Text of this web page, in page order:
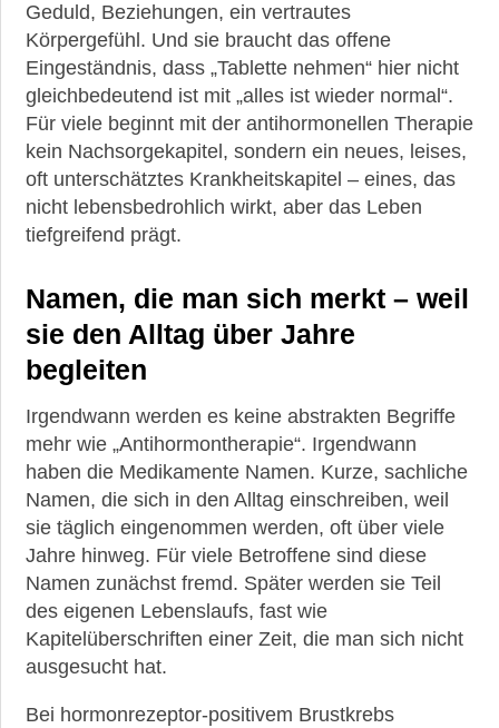
Geduld, Beziehungen, ein vertrautes
Körpergefühl. Und sie braucht das offene
Eingeständnis, dass „Tablette nehmen“ hier nicht
gleichbedeutend ist mit „alles ist wieder normal“.
Für viele beginnt mit der antihormonellen Therapie
kein Nachsorgekapitel, sondern ein neues, leises,
oft unterschätztes Krankheitskapitel – eines, das
nicht lebensbedrohlich wirkt, aber das Leben
tiefgreifend prägt.
Namen, die man sich merkt – weil
sie den Alltag über Jahre
begleiten
Irgendwann werden es keine abstrakten Begriffe
mehr wie „Antihormontherapie“. Irgendwann
haben die Medikamente Namen. Kurze, sachliche
Namen, die sich in den Alltag einschreiben, weil
sie täglich eingenommen werden, oft über viele
Jahre hinweg. Für viele Betroffene sind diese
Namen zunächst fremd. Später werden sie Teil
des eigenen Lebenslaufs, fast wie
Kapitelüberschriften einer Zeit, die man sich nicht
ausgesucht hat.
Bei hormonrezeptor-positivem Brustkrebs